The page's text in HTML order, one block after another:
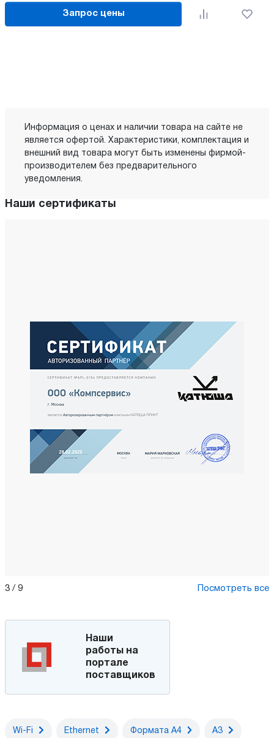
Запрос цены
Информация о ценах и наличии товара на сайте не
является офертой. Характеристики, комплектация и
внешний вид товара могут быть изменены фирмой-
производителем без предварительного
уведомления.
Наши сертификаты
3 / 9 Посмотреть все
Наши
работы на
портале
поставщиков
Wi-Fi Ethernet Формата А4 А3